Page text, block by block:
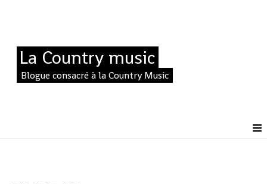
La Country music
Blogue consacré à la Country Music